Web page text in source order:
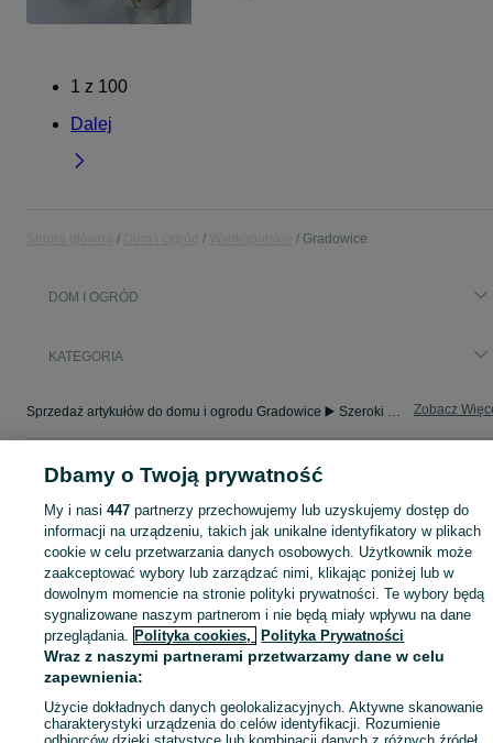
1 z 100
Dalej
Gradowice
DOM I OGRÓD
KATEGORIA
Sprzedaż artykułów do domu i ogrodu Gradowice ▶️ Szeroki wybór modeli i materiałów ✅ Nowe i używane w atrakcyjnych cenach ☝ Sprawdź oferty na OLX.pl! Zobacz
Mapa kategorii
Mapa ministron
Popularne wyszukiwania
Dbamy o Twoją prywatność
My i nasi447 partnerzy przechowujemy lub uzyskujemy dostęp do
informacji na urządzeniu, takich jak unikalne identyfikatory w plikach
cookie w celu przetwarzania danych osobowych. Użytkownik może
zaakceptować wybory lub zarządzać nimi, klikając poniżej lub w
dowolnym momencie na stronie polityki prywatności. Te wybory będą
sygnalizowane naszym partnerom i nie będą miały wpływu na dane
przeglądania. Polityka cookies, Polityka Prywatności
Wraz z naszymi partnerami przetwarzamy dane w celu
zapewnienia:
Użycie dokładnych danych geolokalizacyjnych. Aktywne skanowanie
charakterystyki urządzenia do celów identyfikacji. Rozumienie